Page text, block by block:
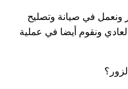
ونعمل في صيانة وتصليح
ونقوم أيضا في عملية